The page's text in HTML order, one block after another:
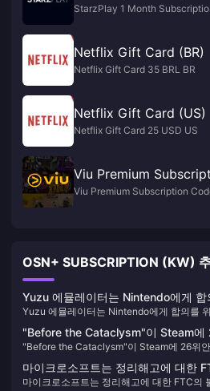
StarzPlay 1 Month
Netflix Gift Card (BR)
Netflix Gift Card 35 BRL BR
Netflix Gift Card (US)
Netflix Gift Card 25 USD US
Viu Premium
Viu Premium Subscription
OSN+ SUBSCRIPTION (KW)
Yuzu 에뮬레이터는 Nintendo에게
지불하고 개발팀은 영구 금지 명령을
Yuzu 에뮬레이터는 Nintendo에게 합의를
"Before the Cataclysm"이 Steam에
다.
"Before the Cataclysm"이 Steam에 26위
마이크로소프트는 정리해고에 대한
오해의 소지가 있다"고 답변했다.
마이크로소프트는 정리해고에 대한 FTC의